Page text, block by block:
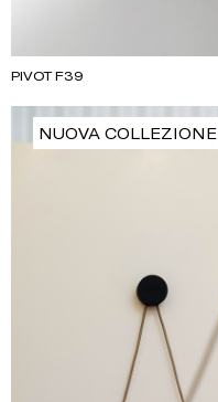
PIVOT F39
NUOVA COLLEZIONE